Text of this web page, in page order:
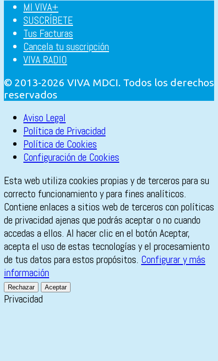
MI VIVA+
SUSCRÍBETE
Tus Facturas
Cancela tu suscripción
VIVA RADIO
© 2013-2026 VIVA MDCI. Todos los derechos
reservados
Aviso Legal
Política de Privacidad
Política de Cookies
Configuración de Cookies
Esta web utiliza cookies propias y de terceros para su
correcto funcionamiento y para fines analíticos.
Contiene enlaces a sitios web de terceros con políticas
de privacidad ajenas que podrás aceptar o no cuando
accedas a ellos. Al hacer clic en el botón Aceptar,
acepta el uso de estas tecnologías y el procesamiento
de tus datos para estos propósitos. Configurar y más
información
Rechazar Aceptar
Privacidad